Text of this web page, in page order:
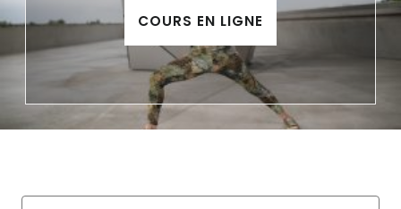
COURS EN LIGNE